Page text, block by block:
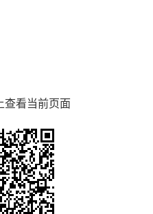
查看当前页面